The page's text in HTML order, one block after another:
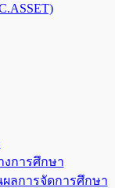
การศึกษา
ลการจัดการศึกษา